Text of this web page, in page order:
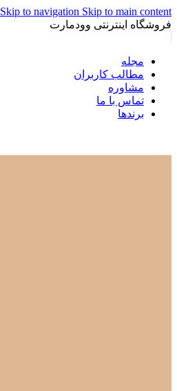
Skip to navigation Skip to main content
فروشگاه اینترنتی وودمارت
مجله
مطالب کاربران
مشاوره
تماس با ما
برندها